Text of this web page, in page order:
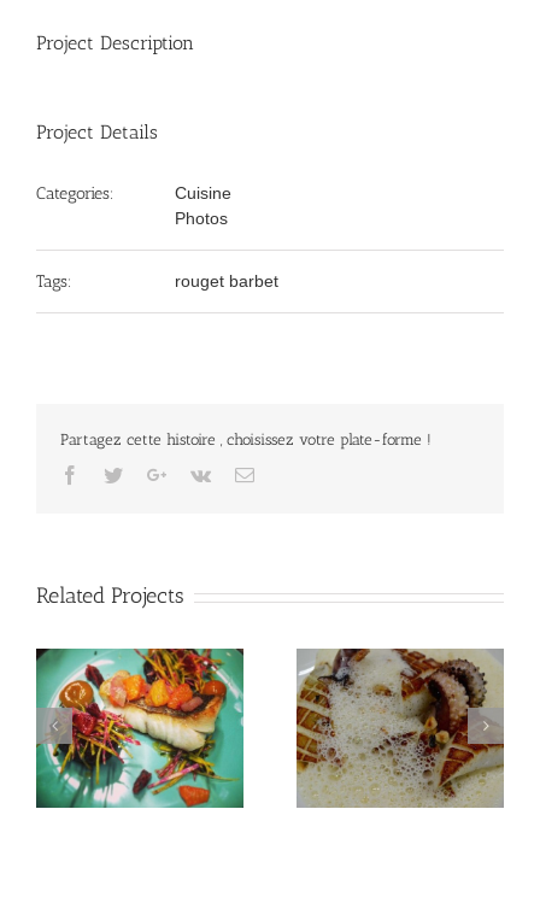
Project Description
Project Details
Categories:
Cuisine
Photos
Tags: rouget barbet
Partagez cette histoire , choisissez votre plate-forme !
Facebook
TwitterGoogle+
Vk Email
Related Projects
Seiche Grillée noisettes Fleurs d’acacia